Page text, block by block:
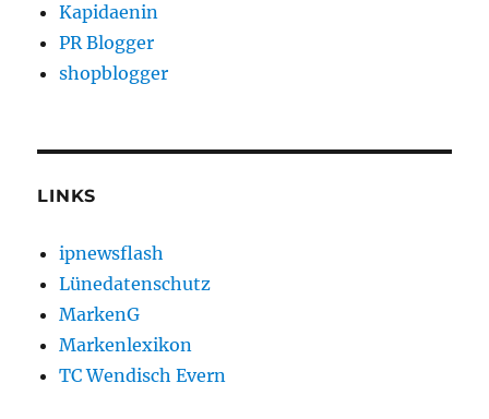
Kapidaenin
PR Blogger
shopblogger
LINKS
ipnewsflash
Lünedatenschutz
MarkenG
Markenlexikon
TC Wendisch Evern